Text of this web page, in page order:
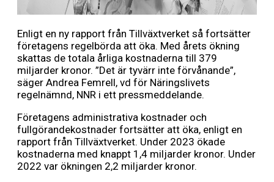
Enligt en ny rapport från Tillväxtverket så fortsätter
företagens regelbörda att öka. Med årets ökning
skattas de totala årliga kostnaderna till 379
miljarder kronor. ”Det är tyvärr inte förvånande”,
säger Andrea Femrell, vd för Näringslivets
regelnämnd, NNR i ett pressmeddelande.
Företagens administrativa kostnader och
fullgörandekostnader fortsätter att öka, enligt en
rapport från Tillväxtverket. Under 2023 ökade
kostnaderna med knappt 1,4 miljarder kronor. Under
2022 var ökningen 2,2 miljarder kronor.